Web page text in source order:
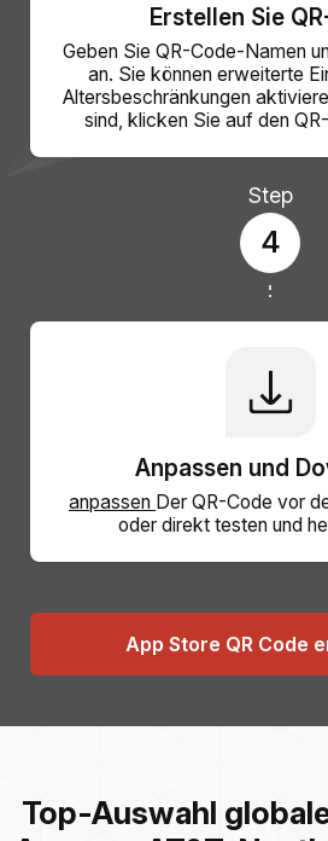
Erstellen Sie
Geben Sie QR-Code-Namen
an. Sie können erweiterte
Altersbeschränkungen
sind, klicken Sie auf den
Step
4
Anpassen und
anpassen Der QR-Code vor
oder direkt testen und
App Store QR Code
Top-Auswahl